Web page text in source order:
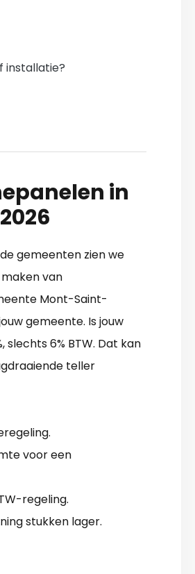
installatie?
in
gemeenten zien we
van
Mont-Saint-
gemeente. Is jouw
slechts 6% BTW. Dat kan
teller
voor een
regeling.
stukken lager.